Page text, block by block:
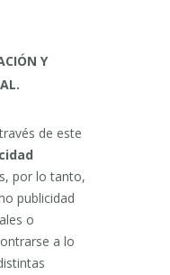
Y
de este
por lo tanto,
publicidad
o
a lo